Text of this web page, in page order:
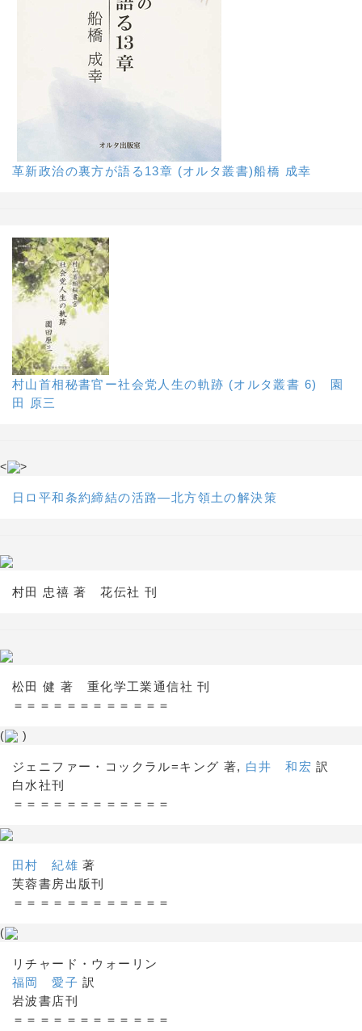
革新政治の裏方が語る13章 (オルタ叢書)船橋 成幸
村山首相秘書官ー社会党人生の軌跡 (オルタ叢書 6) 園
田 原三
< >
日ロ平和条約締結の活路―北方領土の解決策
村田 忠禧 著 花伝社 刊
松田 健 著 重化学工業通信社 刊
＝＝＝＝＝＝＝＝＝＝＝＝
( )
ジェニファー・コックラル=キング 著, 白井 和宏 訳
白水社刊
＝＝＝＝＝＝＝＝＝＝＝＝
田村 紀雄 著
芙蓉書房出版刊
＝＝＝＝＝＝＝＝＝＝＝＝
(
リチャード・ウォーリン
福岡 愛子 訳
岩波書店刊
＝＝＝＝＝＝＝＝＝＝＝＝